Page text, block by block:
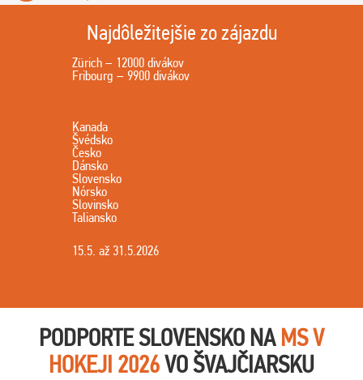
Najdôležitejšie zo zájazdu
Zürich – 12000 divákov
Fribourg – 9900 divákov
Kanada
Švédsko
Česko
Dánsko
Slovensko
Nórsko
Slovinsko
Taliansko
15.5. až 31.5.2026
PODPORTE SLOVENSKO NA MSV
HOKEJI 2026VO ŠVAJČIARSKU